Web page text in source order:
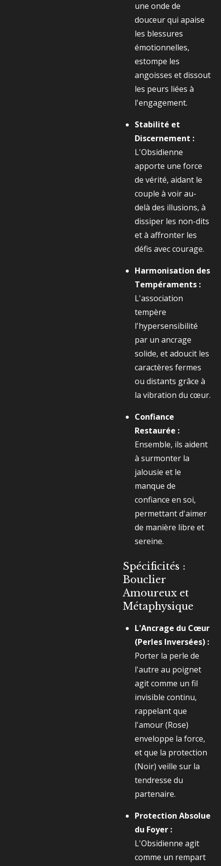
une onde de
douceur qui apaise
les blessures
émotionnelles,
estompe les
angoisses et dissout
les peurs liées à
l'engagement.
Stabilité et
Discernement :
L'Obsidienne
apporte une force
de vérité, aidant le
couple à voir au-
delà des illusions, à
dissiper les non-dits
et à affronter les
défis avec courage.
Harmonisation des
Tempéraments :
L'association
tempère
l'hypersensibilité
par un ancrage
solide, et adoucit les
caractères fermes
ou distants grâce à
la vibration du cœur.
Confiance
Restaurée :
Ensemble, ils aident
à surmonter la
jalousie et le
manque de
confiance en soi,
permettant d'aimer
de manière libre et
sereine.
Spécificités :
Bouclier
Amoureux et
Métaphysique
L'Ancrage du Cœur
(Perles Inversées) :
Porter la perle de
l'autre au poignet
agit comme un fil
invisible continu,
rappelant que
l'amour (Rose)
enveloppe la force,
et que la protection
(Noir) veille sur la
tendresse du
partenaire.
Protection Absolue
du Foyer :
L'Obsidienne agit
comme un rempart